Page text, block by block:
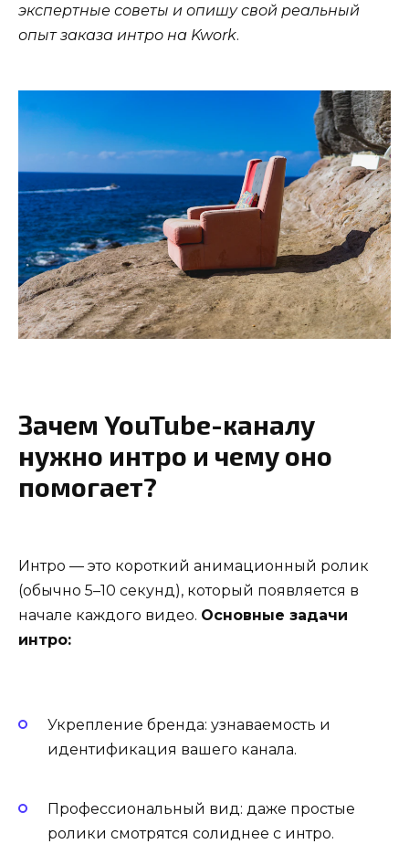
экспертные советы и опишу свой реальный
опыт заказа интро на Kwork.
Зачем YouTube-каналу
нужно интро и чему оно
помогает?
Интро — это короткий анимационный ролик
(обычно 5–10 секунд), который появляется в
начале каждого видео. Основные задачи
интро:
Укрепление бренда: узнаваемость и
идентификация вашего канала.
Профессиональный вид: даже простые
ролики смотрятся солиднее с интро.